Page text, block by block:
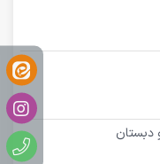
دبستان